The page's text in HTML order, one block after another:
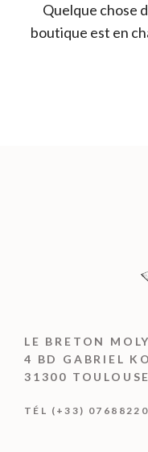
Quelque chose
boutique est en
LE BRETON
4 BD GABRIEL
31300
TÉL (+33)